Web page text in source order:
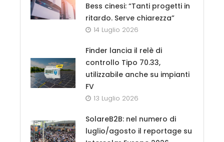
Bess cinesi: “Tanti progetti in
ritardo. Serve chiarezza”
14 Luglio 2026
Finder lancia il relè di
controllo Tipo 70.33,
utilizzabile anche su impianti
FV
13 Luglio 2026
SolareB2B: nel numero di
luglio/agosto il reportage su